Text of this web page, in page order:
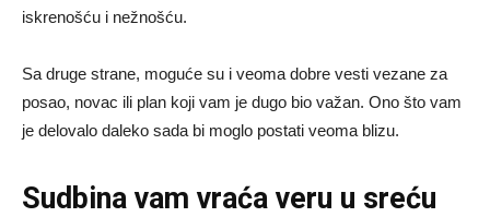
iskrenošću i nežnošću.
Sa druge strane, moguće su i veoma dobre vesti vezane za
posao, novac ili plan koji vam je dugo bio važan. Ono što vam
je delovalo daleko sada bi moglo postati veoma blizu.
Sudbina vam vraća veru u sreću